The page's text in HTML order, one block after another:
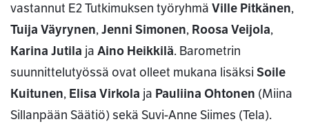
vastannut E2 Tutkimuksen työryhmä Ville Pitkänen,
Tuija Väyrynen,Jenni Simonen, Roosa Veijola,
Karina Jutila ja Aino Heikkilä. Barometrin
suunnittelutyössä ovat olleet mukana lisäksiSoile
Kuitunen, Elisa Virkola ja Pauliina Ohtonen (Miina
Sillanpään Säätiö) sekä Suvi-Anne Siimes (Tela).